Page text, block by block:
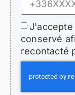
conservé
recontacté